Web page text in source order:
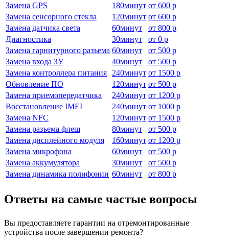
Замена GPS
180минут от 600 р
Замена сенсорного стекла
120минут от 600 р
Замена датчика света
60минут от 800 р
Диагностика
30минут от 0 р
Замена гарнитурного разъема 60минут от 500 р
Замена входа ЗУ
40минут от 500 р
Замена контроллера питания
240минут от 1500 р
Обновление ПО
120минут от 500 р
Замена приемопередатчика
240минут от 1200 р
Восстановление IMEI
240минут от 1000 р
Замена NFC
120минут от 1500 р
Замена разъема флеш
80минут от 500 р
Замена дисплейного модуля
160минут от 1200 р
Замена микрофона
60минут от 500 р
Замена аккумулятора
30минут от 500 р
Замена динамика полифонии 60минут от 800 р
Ответы на самые частые вопросы
Вы предоставляете гарантии на отремонтированные
устройства после завершении ремонта?